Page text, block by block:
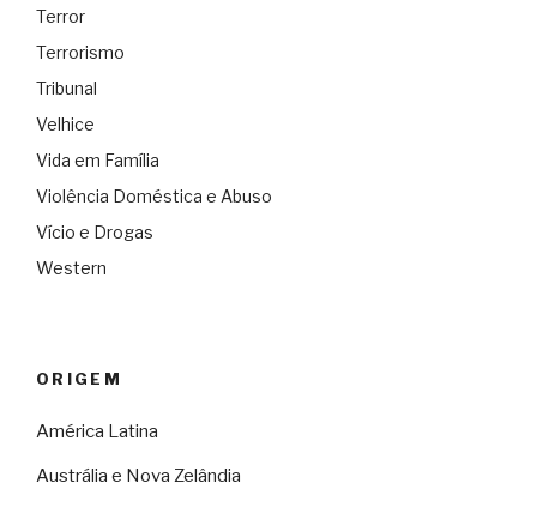
Terror
Terrorismo
Tribunal
Velhice
Vida em Família
Violência Doméstica e Abuso
Vício e Drogas
Western
ORIGEM
América Latina
Austrália e Nova Zelândia